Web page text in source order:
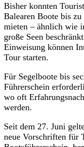
Bisher konnten
Balearen Boote bis
mieten – ähnlich wie
große Seen
Einweisung können
Tour starten.
Für Segelboote bis
Führerschein
wo oft
werden.
Seit dem 27. Juni
neue Vorschriften für